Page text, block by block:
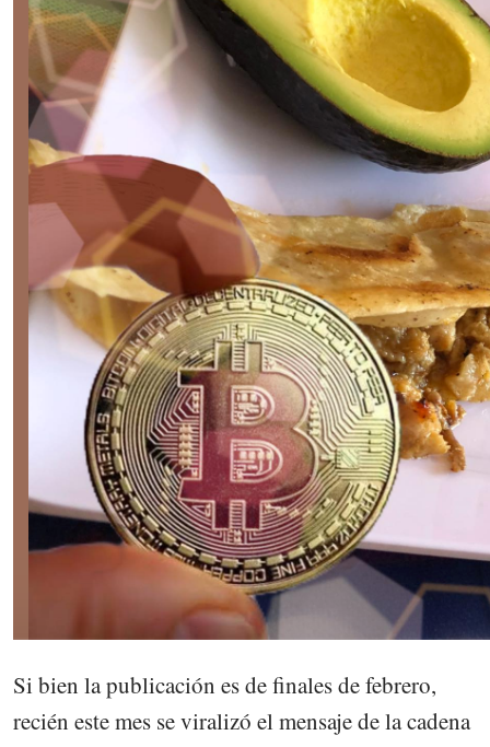
Si bien la publicación es de finales de febrero,
recién este mes se viralizó el mensaje de la cadena